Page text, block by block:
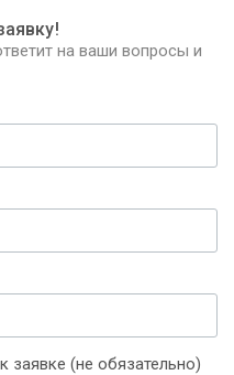
на ваши вопросы и
заявке (не обязательно)